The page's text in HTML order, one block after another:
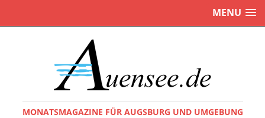
MENU
MONATSMAGAZINE FÜR AUGSBURG UND UMGEBUNG